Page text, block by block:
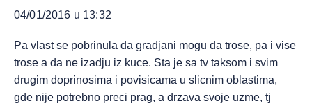
04/01/2016 u 13:32
Pa vlast se pobrinula da gradjani mogu da trose, pa i vise
trose a da ne izadju iz kuce. Sta je sa tv taksom i svim
drugim doprinosima i povisicama u slicnim oblastima,
gde nije potrebno preci prag, a drzava svoje uzme, tj